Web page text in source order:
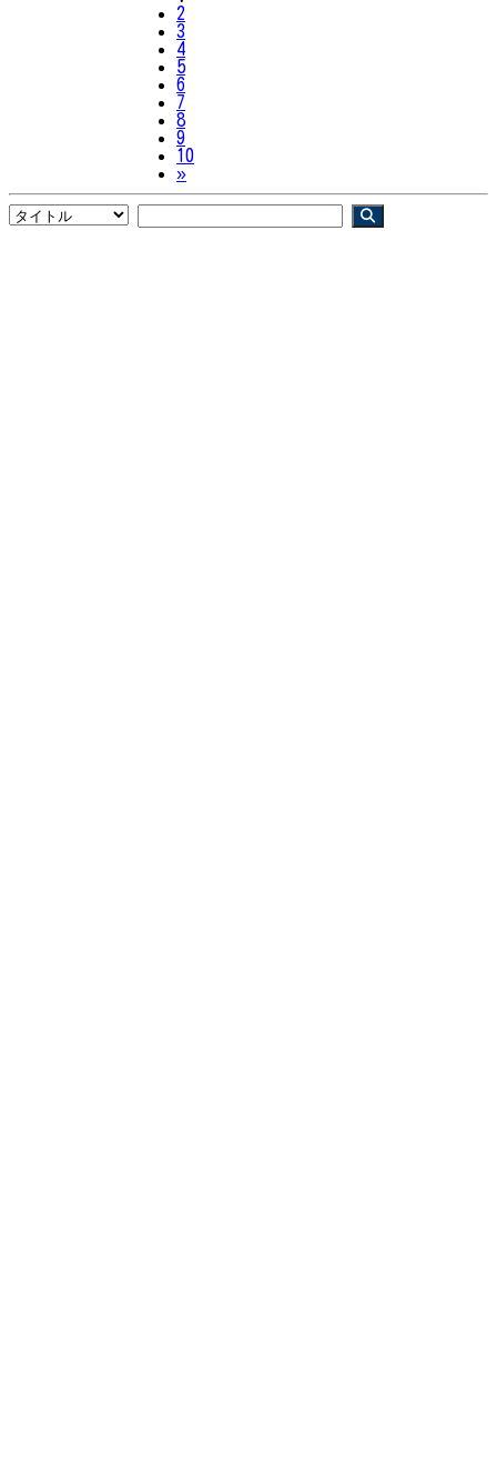
2
3
4
5
6
7
8
9
10
»Next